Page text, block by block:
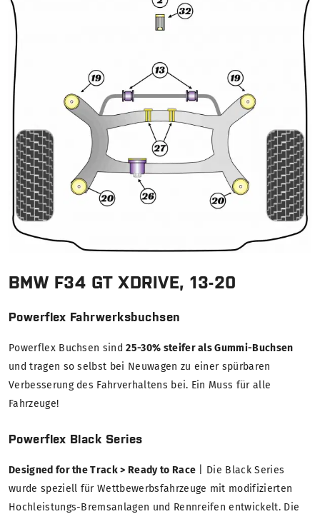
BMW F34 GT XDRIVE, 13-20
Powerflex Fahrwerksbuchsen
Powerflex Buchsen sind25-30% steifer als Gummi-Buchsen
und tragen so selbst bei Neuwagen zu einer spürbaren
Verbesserung des Fahrverhaltens bei. Ein Muss für alle
Fahrzeuge!
Powerflex Black Series
Designed for the Track > Ready to Race | Die Black Series
wurde speziell für Wettbewerbsfahrzeuge mit modifizierten
Hochleistungs-Bremsanlagen und Rennreifen entwickelt. Die